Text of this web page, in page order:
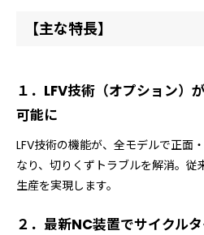
【主な特長】
１．LFV技術（オプション）
可能に
LFV技術の機能が、全モデルで正面
なり、切りくずトラブルを解消。従
生産を実現します。
２．最新NC装置でサイクル